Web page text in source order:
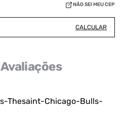
NÃO SEI MEU CEP
CALCULAR
Avaliações